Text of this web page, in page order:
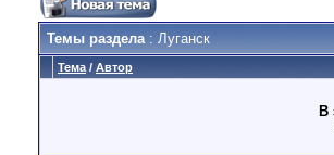
Темы раздела: Луганск
Тема / Автор
В